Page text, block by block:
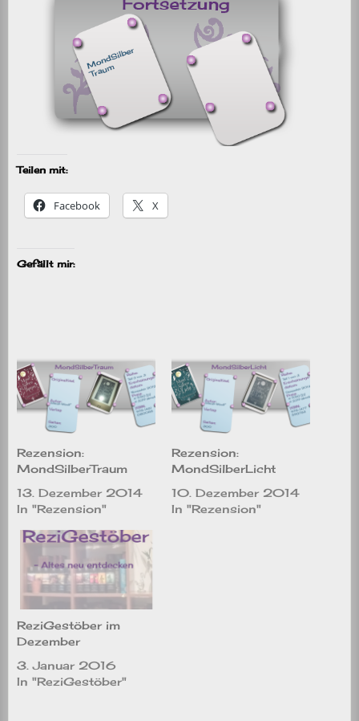
Teilen mit:
Facebook X
Gefällt mir:
Rezension:
MondSilberTraum
13. Dezember 2014
In "Rezension"
Rezension:
MondSilberLicht
10. Dezember 2014
In "Rezension"
ReziGestöber im
Dezember
3. Januar 2016
In "ReziGestöber"